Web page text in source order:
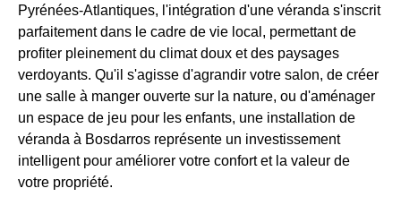
Pyrénées-Atlantiques, l'intégration d'une véranda s'inscrit
parfaitement dans le cadre de vie local, permettant de
profiter pleinement du climat doux et des paysages
verdoyants. Qu'il s'agisse d'agrandir votre salon, de créer
une salle à manger ouverte sur la nature, ou d'aménager
un espace de jeu pour les enfants, une installation de
véranda à Bosdarros représente un investissement
intelligent pour améliorer votre confort et la valeur de
votre propriété.